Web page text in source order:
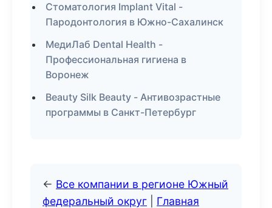
Стоматология Implant Vital -
Пародонтология в Южно-Сахалинск
МедиЛаб Dental Health -
Профессиональная гигиена в
Воронеж
Beauty Silk Beauty - Антивозрастные
программы в Санкт-Петербург
← Все компании в регионе Южный
федеральный округ
Главная